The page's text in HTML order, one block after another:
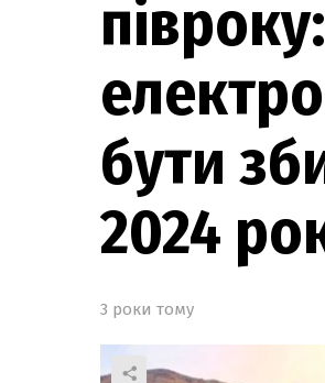
бути
2024
3 роки тому